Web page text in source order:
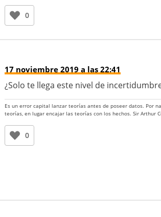
0
17 noviembre 2019 a las 22:41
¿Solo te llega este nivel de
Es un error capital lanzar teorías antes de poseer datos. Por
teorías, en lugar encajar las teorías con los hechos. Sir Arthur
0